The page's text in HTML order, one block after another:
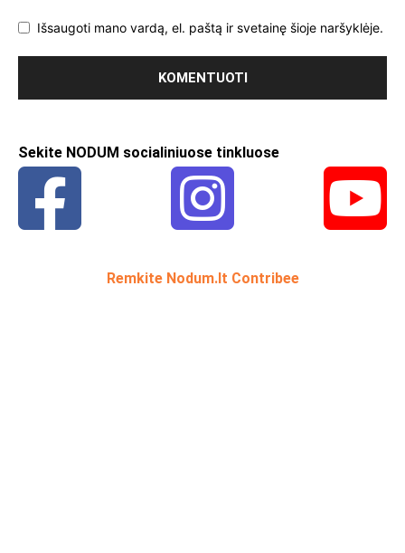
Išsaugoti mano vardą, el. paštą ir svetainę šioje naršyklėje.
Sekite NODUM socialiniuose tinkluose
Remkite Nodum.lt Contribee